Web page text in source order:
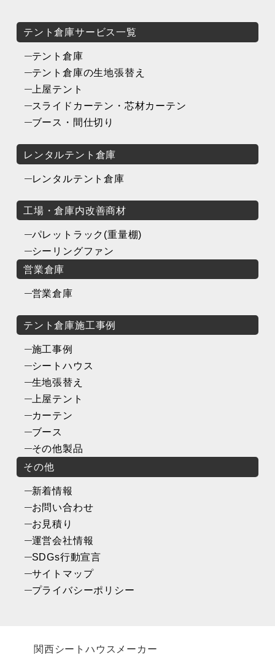
テント倉庫サービス一覧
テント倉庫
テント倉庫の生地張替え
上屋テント
スライドカーテン・芯材カーテン
ブース・間仕切り
レンタルテント倉庫
レンタルテント倉庫
工場・倉庫内改善商材
パレットラック(重量棚)
シーリングファン
営業倉庫
営業倉庫
テント倉庫施工事例
施工事例
シートハウス
生地張替え
上屋テント
カーテン
ブース
その他製品
その他
新着情報
お問い合わせ
お見積り
運営会社情報
SDGs行動宣言
サイトマップ
プライバシーポリシー
関西シートハウスメーカー